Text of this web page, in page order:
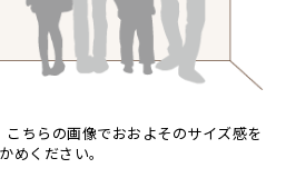
ちらの画像でおおよそのサイズ感を
めください。